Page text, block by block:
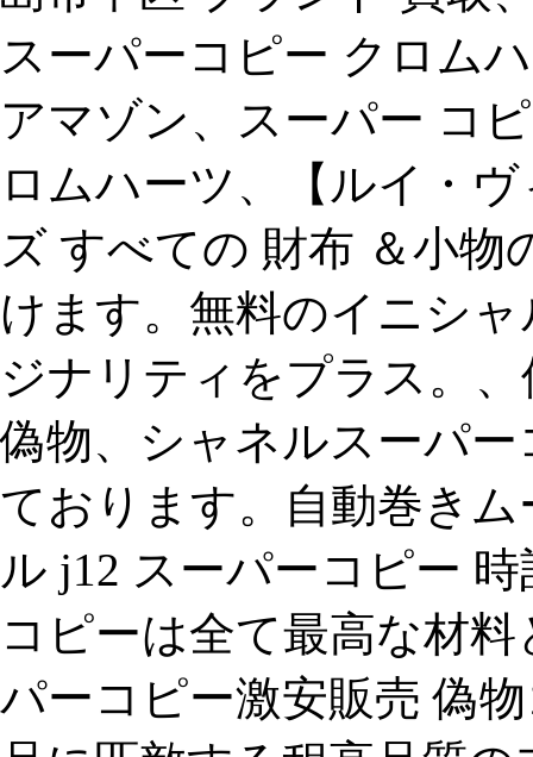
スーパーコピー クロム
アマゾン、スーパー コ
ロムハーツ、【ルイ・
ズ すべての 財布 ＆小
けます。無料のイニシ
ジナリティをプラス。
偽物、シャネルスーパ
ております。自動巻き
ル j12 スーパーコピー
コピーは全て最高な材
パーコピー激安販売 偽